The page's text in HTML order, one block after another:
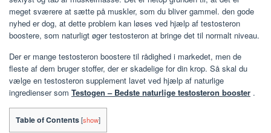
meget sværere at sætte på muskler, som du bliver gammel. den gode
nyhed er dog, at dette problem kan løses ved hjælp af testosteron
boostere, som naturligt øger testosteron at bringe det til normalt niveau.
Der er mange testosteron boostere til rådighed i markedet, men de
fleste af dem bruger stoffer, der er skadelige for din krop. Så skal du
vælge en testosteron supplement lavet ved hjælp af naturlige
ingredienser som Testogen – Bedste naturlige testosteron booster .
Table of Contents[show]